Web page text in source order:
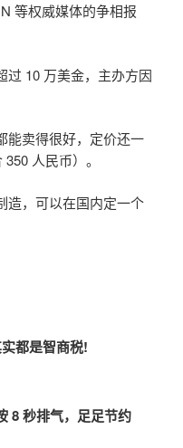
等权威媒体的争相报
过 10 万美金，主办方因
能卖得很好，定价还一
人民币）。
造，可以在国内定一个
都是智商税!
8 秒排气，足足节约